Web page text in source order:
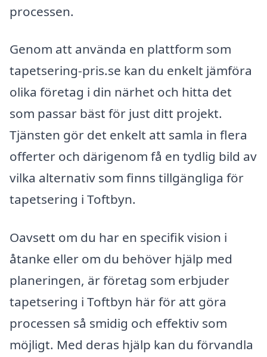
processen.
Genom att använda en plattform som
tapetsering-pris.se kan du enkelt jämföra
olika företag i din närhet och hitta det
som passar bäst för just ditt projekt.
Tjänsten gör det enkelt att samla in flera
offerter och därigenom få en tydlig bild av
vilka alternativ som finns tillgängliga för
tapetsering i Toftbyn.
Oavsett om du har en specifik vision i
åtanke eller om du behöver hjälp med
planeringen, är företag som erbjuder
tapetsering i Toftbyn här för att göra
processen så smidig och effektiv som
möjligt. Med deras hjälp kan du förvandla